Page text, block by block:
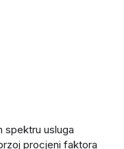
spektru usluga
procjeni faktora